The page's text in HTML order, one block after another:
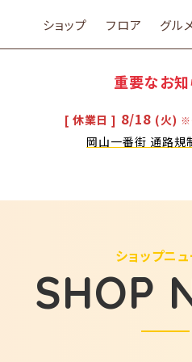
ショップ フロア グル
重要なお知
[ 休業日 ] 8/18 (火) ※
岡山一番街 通路規
SHOP
ショップニ